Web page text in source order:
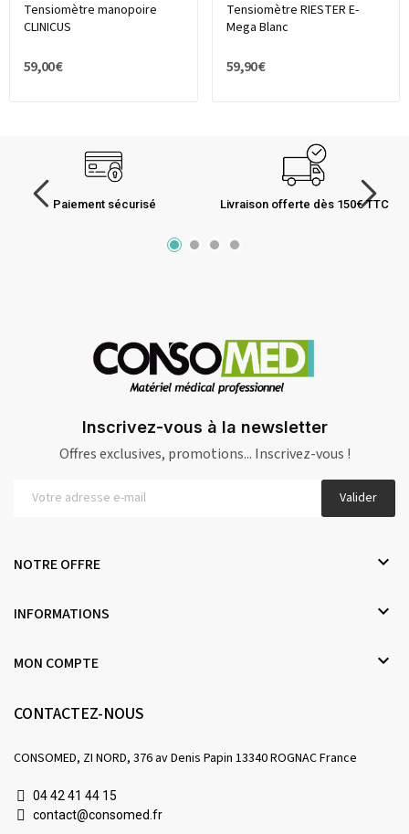
Tensiomètre manopoire
CLINICUS
59,00 €
Tensiomètre RIESTER E-
Mega Blanc
59,90 €
Paiement sécurisé Livraison offerte dès 150€ TTC
Inscrivez-vous à la newsletter
Offres exclusives, promotions... Inscrivez-vous !
Valider
NOTRE OFFRE 
INFORMATIONS 
MON COMPTE 
CONTACTEZ-NOUS
CONSOMED, ZI NORD, 376 av Denis Papin 13340 ROGNAC France
04 42 41 44 15
contact@consomed.fr